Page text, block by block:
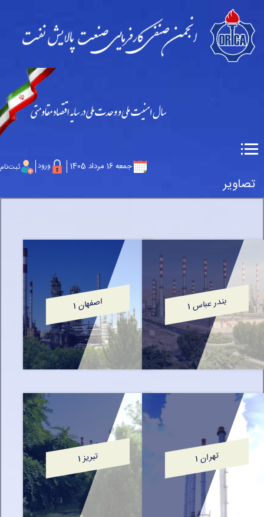
جمعه 16 مرداد 1405 ثبت‌نام ورود
تصاویر
اصفهان بندر عباس
تبریز1 تهران1